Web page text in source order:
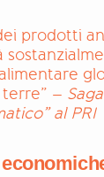
prodotti
–
al PRI